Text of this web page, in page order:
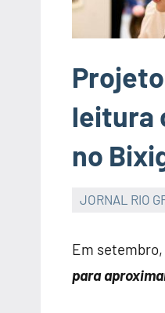
leitura
no
JORNAL RIO
Em
para